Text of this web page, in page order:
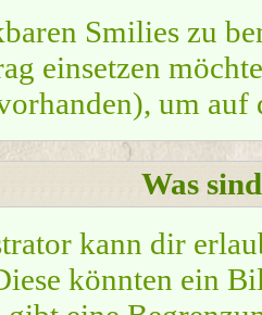
Smilies zu
einsetzen
um
Was
kann dir
könnten ein